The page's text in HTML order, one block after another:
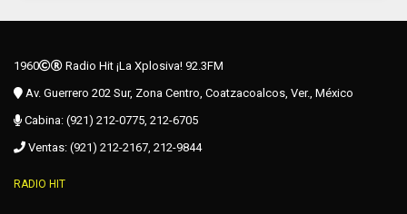
1960
Radio Hit ¡La Xplosiva! 92.3FM
Av. Guerrero 202 Sur, Zona Centro, Coatzacoalcos, Ver., México
Cabina: (921) 212-0775, 212-6705
Ventas: (921) 212-2167, 212-9844
RADIO HIT